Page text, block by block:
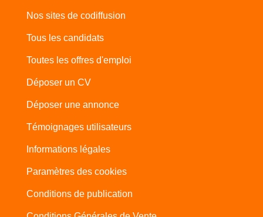
Nos sites de codiffusion
Tous les candidats
Toutes les offres d'emploi
Déposer un CV
Déposer une annonce
Témoignages utilisateurs
Informations légales
Paramètres des cookies
Conditions de publication